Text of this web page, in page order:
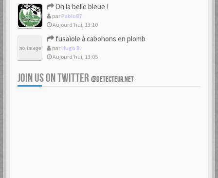
Oh la belle bleue !
par Pablo87
Aujourd’hui, 13:10
fusaïole à cabohons en plomb
par Hugo B.
Aujourd’hui, 13:05
JOIN US ON TWITTER @DETECTEUR.NET